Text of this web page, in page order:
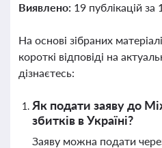
Виявлено: 19 публікацій за
На основі зібраних
короткі відповіді на
дізнаєтесь:
Як подати заяву до
збитків в Україні?
Заяву можна подати